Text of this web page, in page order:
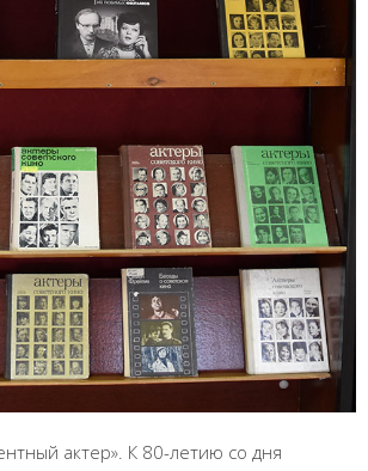
актер». К 80-летию со дня